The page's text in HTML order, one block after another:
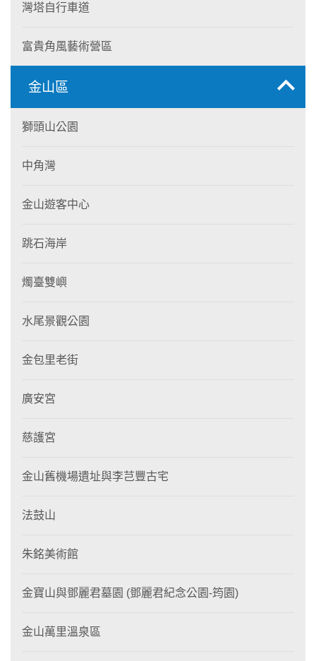
灣塔自行車道
富貴角風藝術營區
金山區
獅頭山公園
中角灣
金山遊客中心
跳石海岸
燭臺雙嶼
水尾景觀公園
金包里老街
廣安宮
慈護宮
金山舊機場遺址與李芑豐古宅
法鼓山
朱銘美術館
金寶山與鄧麗君墓園 (鄧麗君紀念公園-筠園)
金山萬里溫泉區